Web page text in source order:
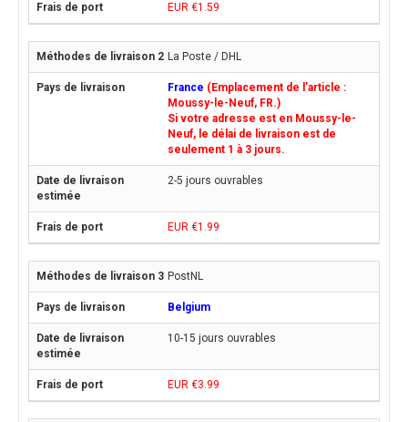
EUR €1.59
La Poste / DHL
France (Emplacement de l'article :
Moussy-le-Neuf, FR.)
Si votre adresse est en Moussy-le-
Neuf, le délai de livraison est de
seulement 1 à 3 jours.
2-5 jours ouvrables
EUR €1.99
PostNL
Belgium
10-15 jours ouvrables
EUR €3.99